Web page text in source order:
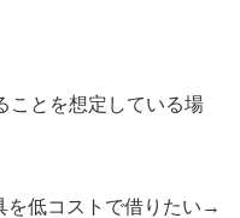
ことを想定している場
を低コストで借りたい→